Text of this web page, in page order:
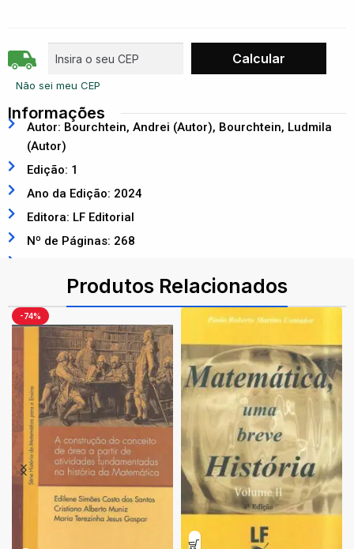
Não sei meu CEP
Informações
Autor: Bourchtein, Andrei (Autor), Bourchtein, Ludmila
(Autor)
Edição: 1
Ano da Edição: 2024
Editora: LF Editorial
Nº de Páginas: 268
Produtos Relacionados
-74%